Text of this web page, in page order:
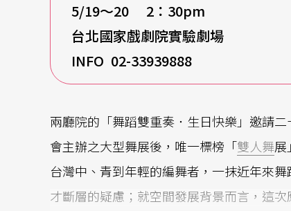
5/19～20 2：30pm
台北國家戲劇院實驗劇場
INFO 02-33939888
兩廳院的「舞蹈雙重奏．生日快樂」邀請
會主辦之大型舞展後，唯一標榜「雙人舞展
台灣中、青到年輕的編舞者，一抹近年來
才斷層的疑慮；就空間發展背景而言，這